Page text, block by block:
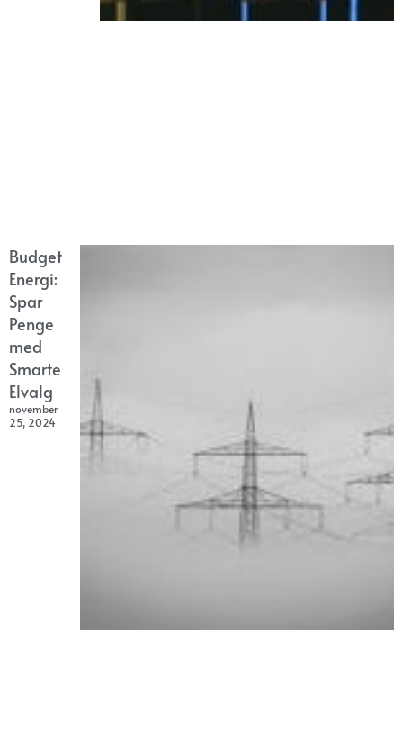
Budget
Energi:
Spar
Penge
med
Smarte
Elvalg
november
25, 2024